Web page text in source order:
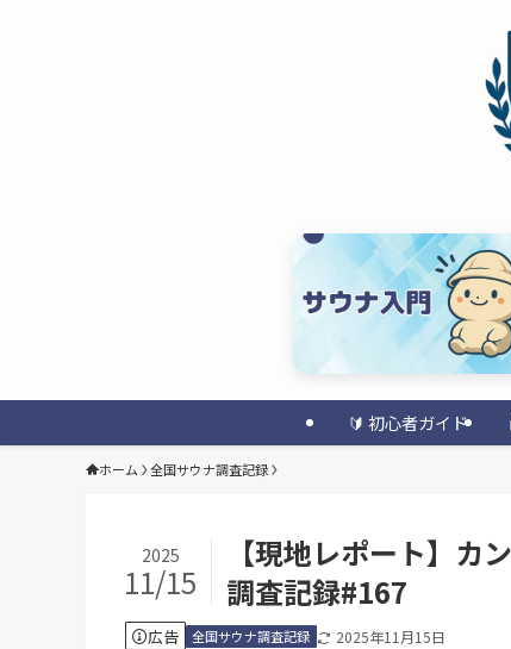
🔰 初心者ガイド
ホーム 全国サウナ調査記録
【現地レポート】カ
調査記録#167
2025
11/15
広告 全国サウナ調査記録 2025年11月15日